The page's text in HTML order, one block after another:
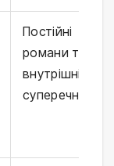
Постійні
романи та
внутрішні
суперечності